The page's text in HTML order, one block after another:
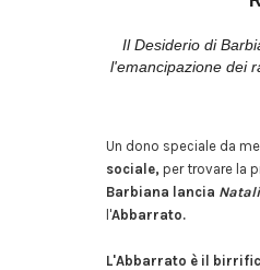
Il Desiderio di
l'emancipazione dei
Un dono speciale da
sociale, per trovare la
Barbiana lancia
l'Abbarrato.
L'Abbarrato è il